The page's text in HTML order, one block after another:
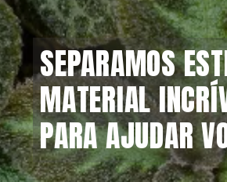
SEPARAMOS
MATERIAL
PARA AJUDAR
SEPARAMOS
MATERIAL
PARA AJUDAR